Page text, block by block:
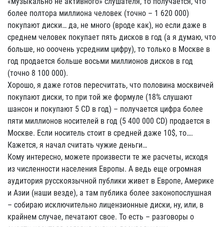
более полтора миллиона человек (точно – 1 620 000)
покупают диски… да, не много (вроде как), но если даже в
среднем человек покупает пять дисков в год (а я думаю, что
больше, но ооочень усредним цифру), то только в Москве в
год продается больше восьми миллионов дисков в год
(точно 8 100 000).
Хорошо, я даже готов пересчитать, что половина москвичей
покупают диски, то при той же формуле (18% слушают
шансон и покупают 5 CD в год) – получается цифра более
пяти миллионов носителей в год (5 400 000 CD) продается в
Москве. Если носитель стоит в средней даже 10$, то….
Кажется, я начал считать чужие деньги…
Кому интересно, можете произвести те же расчеты, исходя
из численности населения Европы. А ведь еще огромная
аудитория русскоязычной публики живет в Европе, Америке
и Азии (наши везде), а там публика более законопослушная
– собираю исключительно лицензионные диски, ну, или, в
крайнем случае, печатают свое. То есть – разговоры о